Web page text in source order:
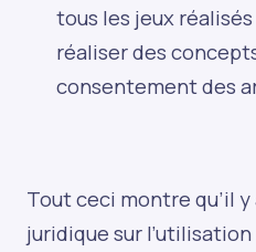
tous les jeux
réaliser des
consentement des
Tout ceci montre qu’il
juridique sur